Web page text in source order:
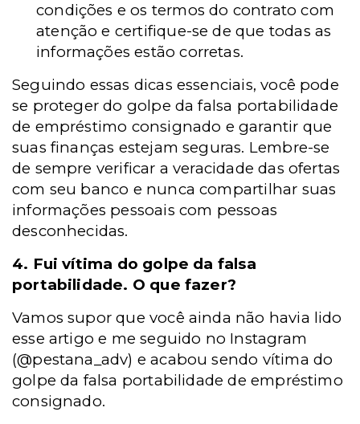
condições e os termos do contrato com
atenção e certifique-se de que todas as
informações estão corretas.
Seguindo essas dicas essenciais, você pode
se proteger do golpe da falsa portabilidade
de empréstimo consignado e garantir que
suas finanças estejam seguras. Lembre-se
de sempre verificar a veracidade das ofertas
com seu banco e nunca compartilhar suas
informações pessoais com pessoas
desconhecidas.
4. Fui vítima do golpe da falsa
portabilidade. O que fazer?
Vamos supor que você ainda não havia lido
esse artigo e me seguido no Instagram
(@pestana_adv) e acabou sendo vítima do
golpe da falsa portabilidade de empréstimo
consignado.